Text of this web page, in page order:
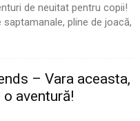
de neuitat pentru copii!
pline de joacă,
– Vara aceasta,
aventură!